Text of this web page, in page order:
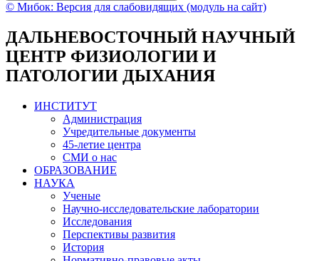
© Мибок: Версия для слабовидящих (модуль на сайт)
ДАЛЬНЕВОСТОЧНЫЙ НАУЧНЫЙ
ЦЕНТР ФИЗИОЛОГИИ И
ПАТОЛОГИИ ДЫХАНИЯ
ИНСТИТУТ
Администрация
Учредительные документы
45-летие центра
СМИ о нас
ОБРАЗОВАНИЕ
НАУКА
Ученые
Научно-исследовательские лаборатории
Исследования
Перспективы развития
История